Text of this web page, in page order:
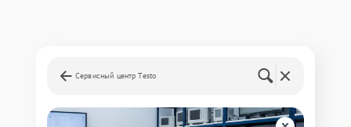
Сервисный центр Testo